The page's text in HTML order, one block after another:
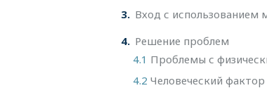
3 Вход с использованием
4 Решение проблем
4.1 Проблемы с
4.2 Человеческий фактор